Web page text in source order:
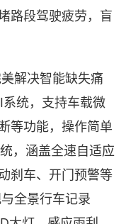
路段驾驶疲劳，盲
解决智能缺失痛
统，支持车载微
等功能，操作简单
，涵盖全速自适应
刹车、开门预警等
全景行车记录